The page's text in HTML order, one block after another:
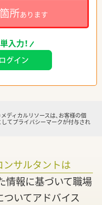
所あります
入力！
ディカルリソースは、お客様の個
てプライバシーマークが付与され
サルタントは
情報に基づいて職場
いてアドバイス